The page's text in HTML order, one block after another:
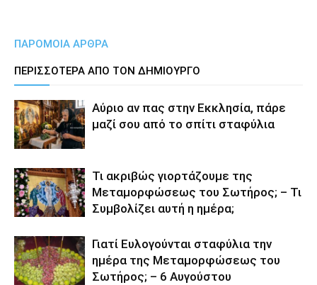
ΠΑΡΟΜΟΙΑ ΑΡΘΡΑ
ΠΕΡΙΣΣΟΤΕΡΑ ΑΠΟ ΤΟΝ ΔΗΜΙΟΥΡΓΟ
Αύριο αν πας στην Εκκλησία, πάρε
μαζί σου από το σπίτι σταφύλια
Τι ακριβώς γιορτάζουμε της
Μεταμορφώσεως του Σωτήρος; – Τι
Συμβολίζει αυτή η ημέρα;
Γιατί Ευλογούνται σταφύλια την
ημέρα της Μεταμορφώσεως του
Σωτήρος; – 6 Αυγούστου